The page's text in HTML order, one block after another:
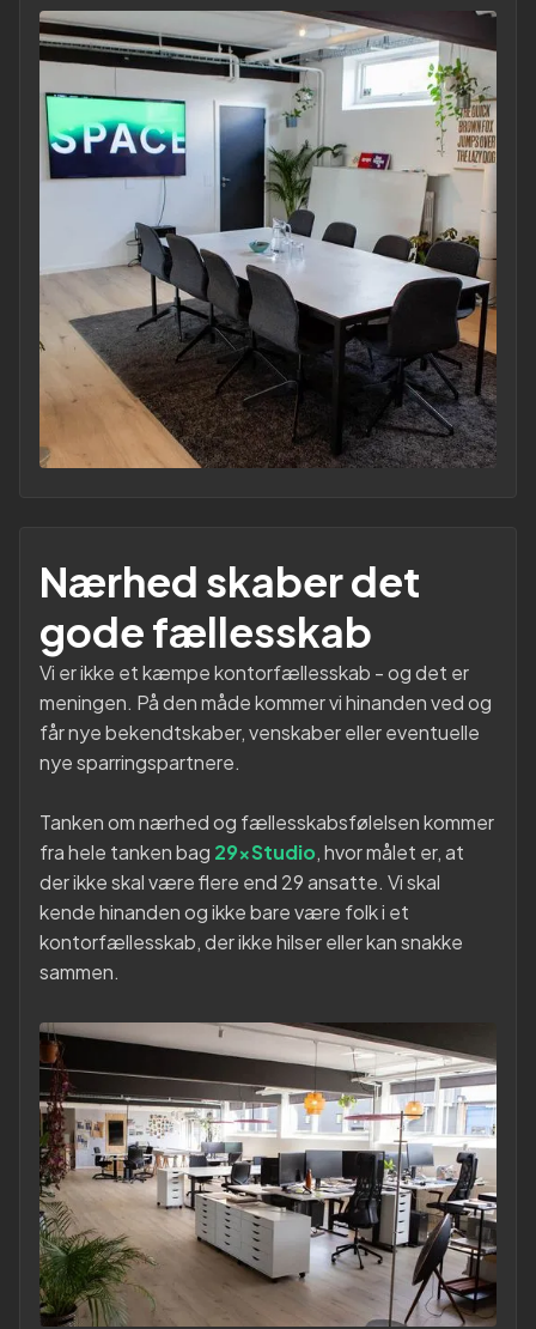
Nærhed skaber det
gode fællesskab
Vi er ikke et kæmpe kontorfællesskab - og det er
meningen. På den måde kommer vi hinanden ved og
får nye bekendtskaber, venskaber eller eventuelle
nye sparringspartnere.
Tanken om nærhed og fællesskabsfølelsen kommer
fra hele tanken bag 29xStudio, hvor målet er, at
der ikke skal være flere end 29 ansatte. Vi skal
kende hinanden og ikke bare være folk i et
kontorfællesskab, der ikke hilser eller kan snakke
sammen.